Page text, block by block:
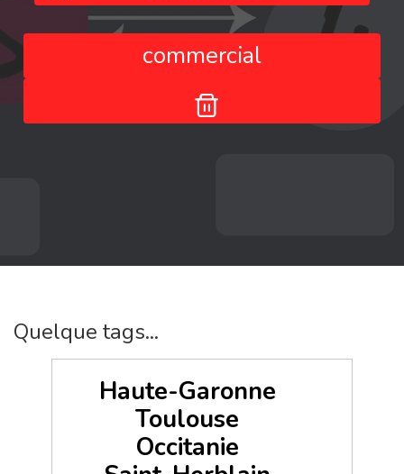
commercial
Quelque tags...
Haute-Garonne
Toulouse
Occitanie